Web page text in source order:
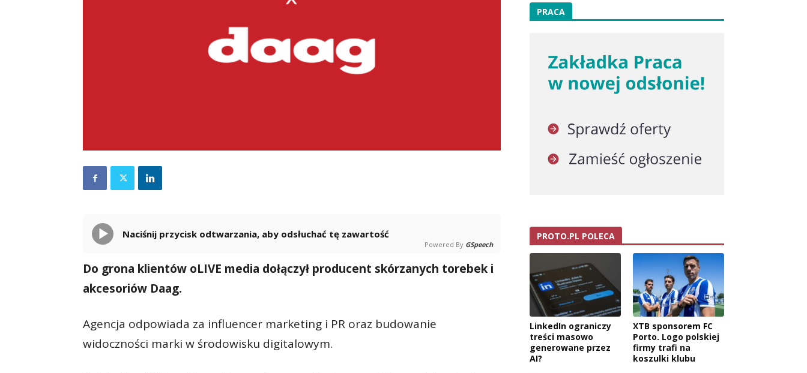
Naciśnij przycisk odtwarzania, aby odsłuchać tę zawartość
Powered By GSpeech
Do grona klientów oLIVE media dołączył producent skórzanych torebek i
akcesoriów Daag.
Agencja odpowiada za influencer marketing i PR oraz budowanie
widoczności marki w środowisku digitalowym.
PRACA
PROTO.PL POLECA
LinkedIn ograniczy
treści masowo
generowane przez
AI?
XTB sponsorem FC
Porto. Logo polskiej
firmy trafi na
koszulki klubu